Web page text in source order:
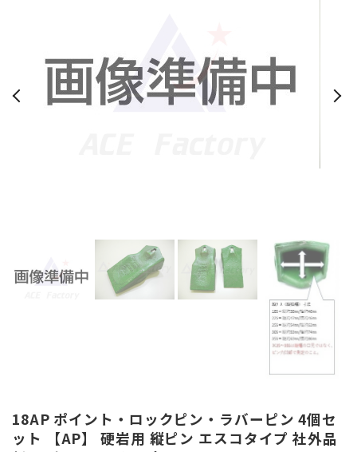
18AP ポイント・ロックピン・ラバーピン 4個セ
ット 【AP】 硬岩用 縦ピン エスコタイプ 社外品